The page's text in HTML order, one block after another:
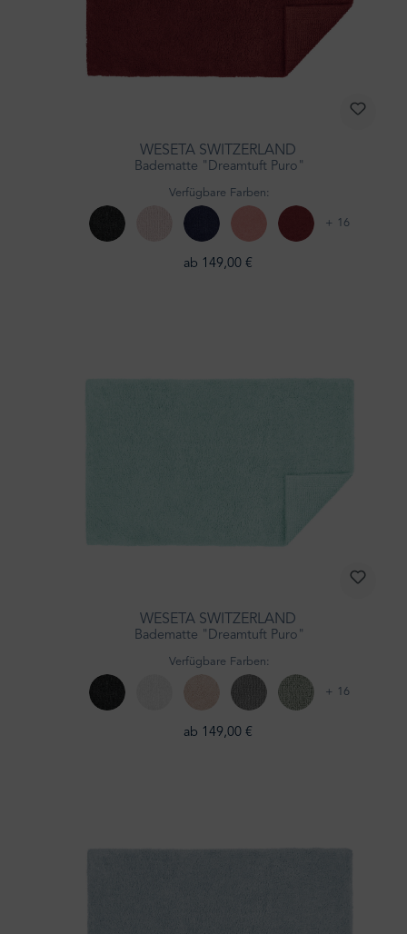
WESETA SWITZERLAND
Badematte "Dreamtuft Puro"
Verfügbare Farben:
+ 16
ab 149,00 €
WESETA SWITZERLAND
Badematte "Dreamtuft Puro"
Verfügbare Farben:
+ 16
ab 149,00 €